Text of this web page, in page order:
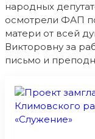
народных
осмотрели ФАП
матери от всей
Викторовну за
письмо и